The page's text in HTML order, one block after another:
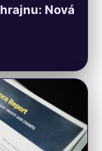
Nová